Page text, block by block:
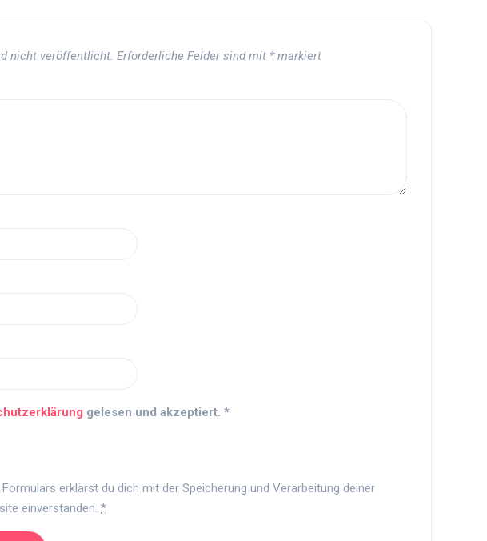
nicht veröffentlicht. Erforderliche Felder sind mit *markiert
gelesen und akzeptiert. *
erklärst du dich mit der Speicherung und Verarbeitung deiner
einverstanden. *